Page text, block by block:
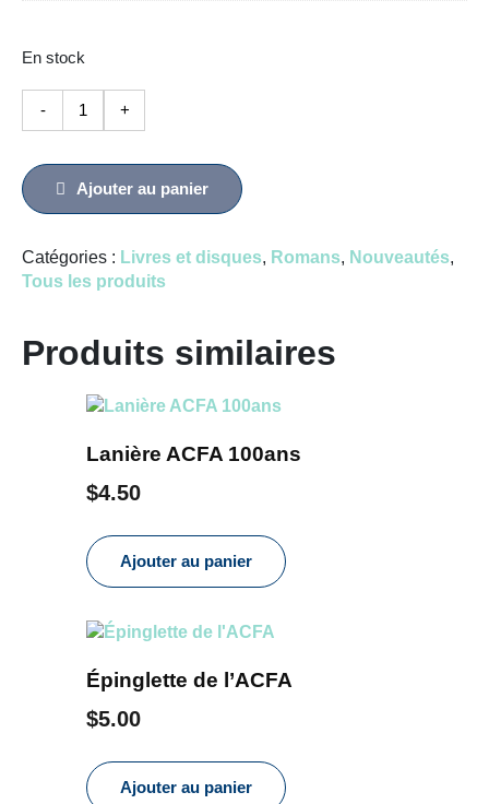
En stock
-
quantité
de
Canada
froid
de
+
Ajouter au panier
Catégories : Livres et disques, Romans, Nouveautés,
Tous les produits
Produits similaires
Lanière ACFA 100ans
$4.50
Ajouter au panier
Épinglette de l’ACFA
$5.00
Ajouter au panier